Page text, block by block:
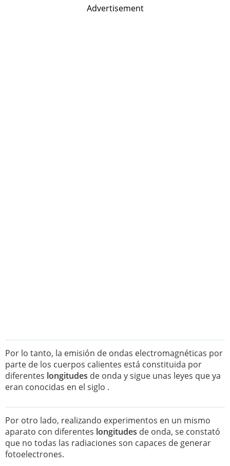
Advertisement
Por lo tanto, la emisión de ondas electromagnéticas por
parte de los cuerpos calientes está constituida por
diferentes longitudes de onda y sigue unas leyes que ya
eran conocidas en el siglo .
Por otro lado, realizando experimentos en un mismo
aparato con diferentes longitudes de onda, se constató
que no todas las radiaciones son capaces de generar
fotoelectrones.